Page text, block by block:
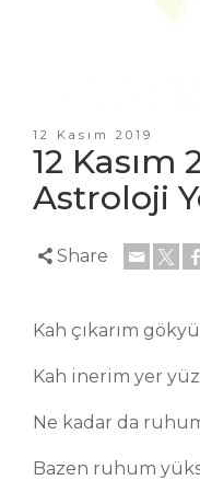
12 Kasım 2019
12 Kasım
Astroloji
Share
Kah çıkarım
Kah inerim yer
Ne kadar da
Bazen ruhum